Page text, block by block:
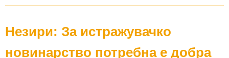
Незири: За истражувачко
новинарство потребна е добра